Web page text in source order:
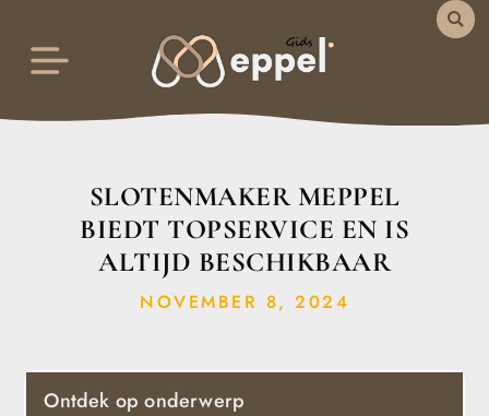
SLOTENMAKER MEPPEL
BIEDT TOPSERVICE EN IS
ALTIJD BESCHIKBAAR
NOVEMBER 8, 2024
Ontdek op onderwerp